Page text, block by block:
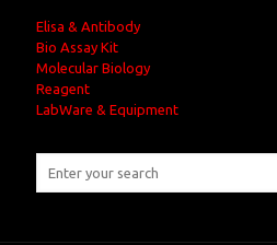
Elisa & Antibody
Bio Assay Kit
Molecular Biology
Reagent
LabWare & Equipment